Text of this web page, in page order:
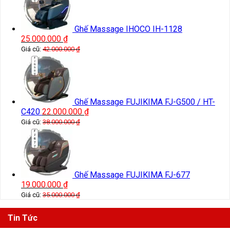
Ghế Massage IHOCO IH-1128
25.000.000 ₫
Giá cũ: 42.000.000₫
Ghế Massage FUJIKIMA FJ-G500 / HT-
C420 22.000.000 ₫
Giá cũ: 38.000.000₫
Ghế Massage FUJIKIMA FJ-677
19.000.000 ₫
Giá cũ: 35.000.000₫
Tin Tức